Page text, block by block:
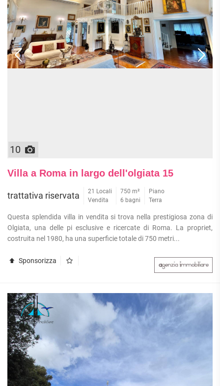
10
Villa a Roma in largo dell'olgiata 15
trattativa riservata
21 Locali
Vendita
750 m²
6 bagni
Piano
Terra
Questa splendida villa in vendita si trova nella prestigiosa zona di
Olgiata, una delle pi esclusive e ricercate di Roma. La propriet,
costruita nel 1980, ha una superficie totale di 750 metri...
Sponsorizza